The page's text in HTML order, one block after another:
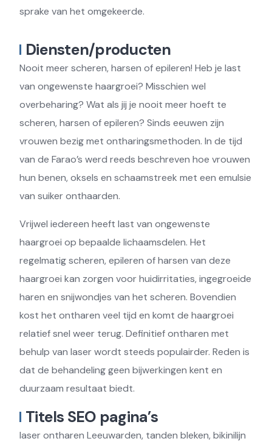
sprake van het omgekeerde.
Diensten/producten
Nooit meer scheren, harsen of epileren! Heb je last
van ongewenste haargroei? Misschien wel
overbeharing? Wat als jij je nooit meer hoeft te
scheren, harsen of epileren? Sinds eeuwen zijn
vrouwen bezig met ontharingsmethoden. In de tijd
van de Farao’s werd reeds beschreven hoe vrouwen
hun benen, oksels en schaamstreek met een emulsie
van suiker onthaarden.
Vrijwel iedereen heeft last van ongewenste
haargroei op bepaalde lichaamsdelen. Het
regelmatig scheren, epileren of harsen van deze
haargroei kan zorgen voor huidirritaties, ingegroeide
haren en snijwondjes van het scheren. Bovendien
kost het ontharen veel tijd en komt de haargroei
relatief snel weer terug. Definitief ontharen met
behulp van laser wordt steeds populairder. Reden is
dat de behandeling geen bijwerkingen kent en
duurzaam resultaat biedt.
Titels SEO pagina’s
laser ontharen Leeuwarden, tanden bleken, bikinilijn